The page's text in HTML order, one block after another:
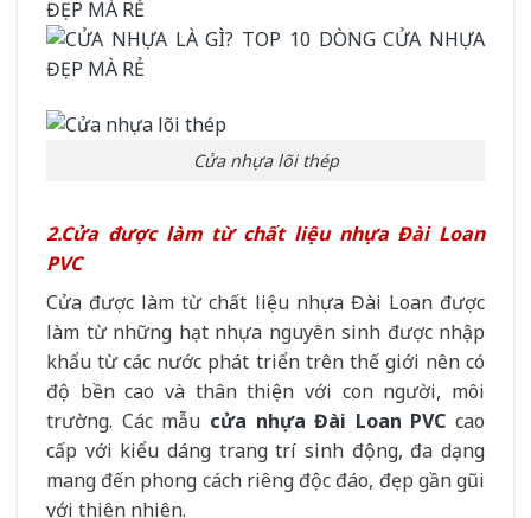
Cửa nhựa lõi thép
2.Cửa được làm từ chất liệu nhựa Đài Loan
PVC
Cửa được làm từ chất liệu nhựa Đài Loan được
làm từ những hạt nhựa nguyên sinh được nhập
khẩu từ các nước phát triển trên thế giới nên có
độ bền cao và thân thiện với con người, môi
trường. Các mẫu cửa nhựa Đài Loan PVC cao
cấp với kiểu dáng trang trí sinh động, đa dạng
mang đến phong cách riêng độc đáo, đẹp gần gũi
với thiên nhiên.